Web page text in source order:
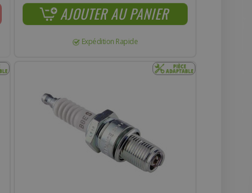
AJOUTER AU PANIER
Expédition Rapide